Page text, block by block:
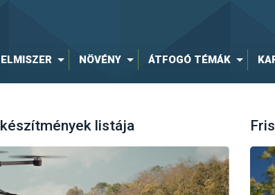
NÖVÉNY ÁTFOGÓ TÉMÁK
listája